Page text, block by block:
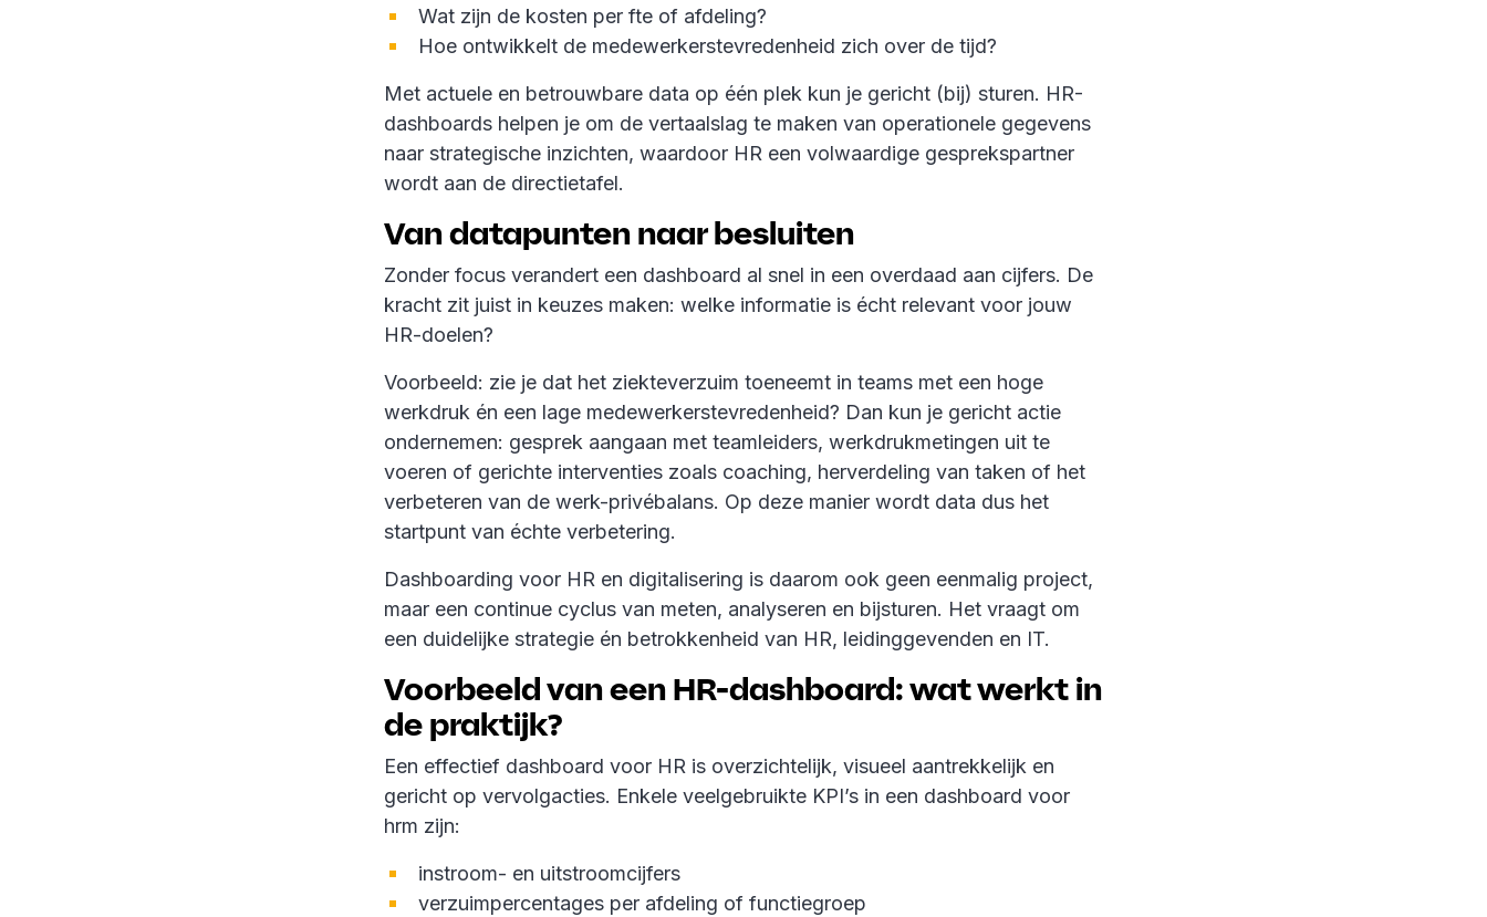
Wat zijn de kosten per fte of afdeling?
Hoe ontwikkelt de medewerkerstevredenheid zich over de tijd?
Met actuele en betrouwbare data op één plek kun je gericht (bij) sturen. HR-
dashboards helpen je om de vertaalslag te maken van operationele gegevens
naar strategische inzichten, waardoor HR een volwaardige gesprekspartner
wordt aan de directietafel.
Van datapunten naar besluiten
Zonder focus verandert een dashboard al snel in een overdaad aan cijfers. De
kracht zit juist in keuzes maken: welke informatie is écht relevant voor jouw
HR-doelen?
Voorbeeld: zie je dat het ziekteverzuim toeneemt in teams met een hoge
werkdruk én een lage medewerkerstevredenheid? Dan kun je gericht actie
ondernemen: gesprek aangaan met teamleiders, werkdrukmetingen uit te
voeren of gerichte interventies zoals coaching, herverdeling van taken of het
verbeteren van de werk-privébalans. Op deze manier wordt data dus het
startpunt van échte verbetering.
Dashboarding voor HR en digitalisering is daarom ook geen eenmalig project,
maar een continue cyclus van meten, analyseren en bijsturen. Het vraagt om
een duidelijke strategie én betrokkenheid van HR, leidinggevenden en IT.
Voorbeeld van een HR-dashboard: wat werkt in
de praktijk?
Een effectief dashboard voor HR is overzichtelijk, visueel aantrekkelijk en
gericht op vervolgacties. Enkele veelgebruikte KPI’s in een dashboard voor
hrm zijn:
instroom- en uitstroomcijfers
verzuimpercentages per afdeling of functiegroep